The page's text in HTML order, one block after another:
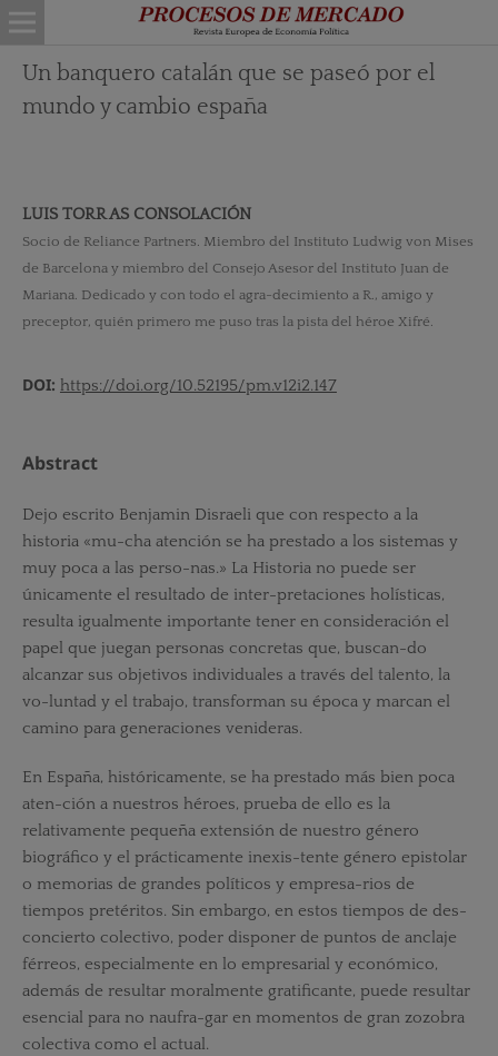
Un banquero catalán que se paseó por el
mundo y cambio españa
LUIS TORR AS CONSOLACIÓN
Socio de Reliance Partners. Miembro del Instituto Ludwig von Mises
de Barcelona y miembro del Consejo Asesor del Instituto Juan de
Mariana. Dedicado y con todo el agra-decimiento a R., amigo y
preceptor, quién primero me puso tras la pista del héroe Xifré.
DOI: https://doi.org/10.52195/pm.v12i2.147
Abstract
Dejo escrito Benjamin Disraeli que con respecto a la
historia «mu-cha atención se ha prestado a los sistemas y
muy poca a las perso-nas.» La Historia no puede ser
únicamente el resultado de inter-pretaciones holísticas,
resulta igualmente importante tener en consideración el
papel que juegan personas concretas que, buscan-do
alcanzar sus objetivos individuales a través del talento, la
vo-luntad y el trabajo, transforman su época y marcan el
camino para generaciones venideras.
En España, históricamente, se ha prestado más bien poca
aten-ción a nuestros héroes, prueba de ello es la
relativamente pequeña extensión de nuestro género
biográfico y el prácticamente inexis-tente género epistolar
o memorias de grandes políticos y empresa-rios de
tiempos pretéritos. Sin embargo, en estos tiempos de des-
concierto colectivo, poder disponer de puntos de anclaje
férreos, especialmente en lo empresarial y económico,
además de resultar moralmente gratificante, puede resultar
esencial para no naufra-gar en momentos de gran zozobra
colectiva como el actual.